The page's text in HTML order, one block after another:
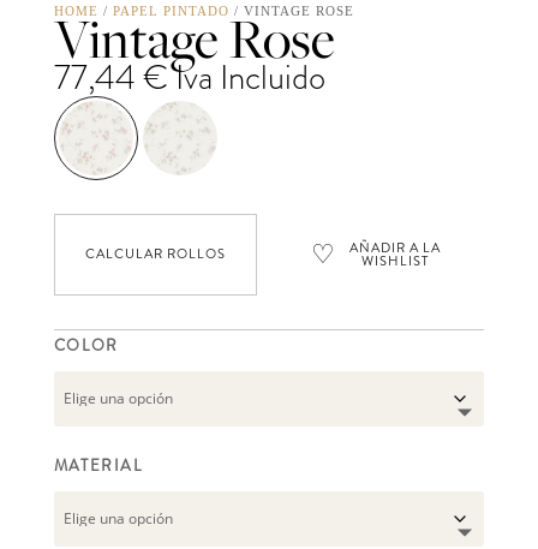
HOME / PAPEL PINTADO / VINTAGE ROSE
Vintage Rose
77,44€Iva Incluido
CALCULAR ROLLOS ♡ AÑADIR A LA
WISHLIST
COLOR
MATERIAL